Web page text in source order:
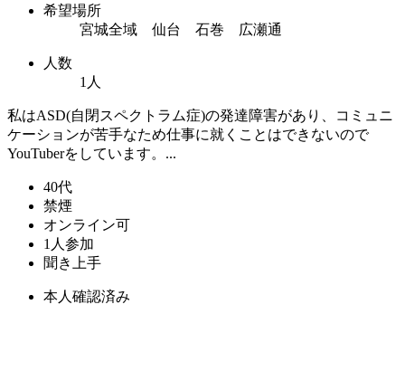
希望場所
宮城全域 仙台 石巻 広瀬通
人数
1人
私はASD(自閉スペクトラム症)の発達障害があり、コミュニ
ケーションが苦手なため仕事に就くことはできないので
YouTuberをしています。...
40代
禁煙
オンライン可
1人参加
聞き上手
本人確認済み